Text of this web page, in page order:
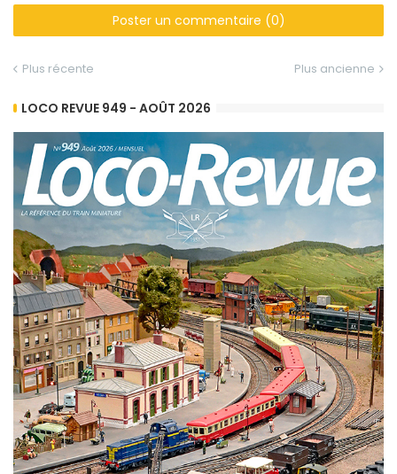
Poster un commentaire (0)
Plus récente Plus ancienne
LOCO REVUE 949 - AOÛT 2026